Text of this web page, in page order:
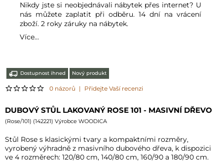
Nikdy jste si neobjednávali nábytek přes internet? U
nás můžete zaplatit při odběru. 14 dní na vrácení
zboží. 2 roky záruky na nábytek.
Více...
Dostupnost ihned Nový produkt
0 názorů | Přidejte Vaší recenzi
DUBOVÝ STŮL LAKOVANÝ ROSE 101 - MASIVNÍ DŘEVO
(Rose/101) (142221) Výrobce WOODICA
Stůl Rose s klasickými tvary a kompaktními rozměry,
vyrobený výhradně z masivního dubového dřeva, k dispozici
ve 4 rozměrech: 120/80 cm, 140/80 cm, 160/90 a 180/90 cm.